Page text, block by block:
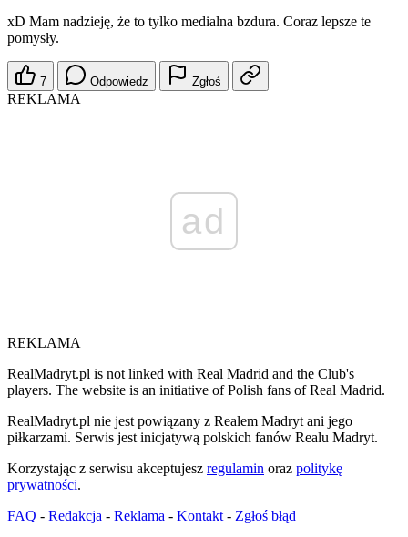
xD Mam nadzieję, że to tylko medialna bzdura. Coraz lepsze te
pomysły.
7 Odpowiedz Zgłoś
REKLAMA
ad
REKLAMA
RealMadryt.pl is not linked with Real Madrid and the Club's
players. The website is an initiative of Polish fans of Real Madrid.
RealMadryt.pl nie jest powiązany z Realem Madryt ani jego
piłkarzami. Serwis jest inicjatywą polskich fanów Realu Madryt.
Korzystając z serwisu akceptujesz regulamin oraz politykę
prywatności.
FAQ - Redakcja - Reklama - Kontakt - Zgłoś błąd